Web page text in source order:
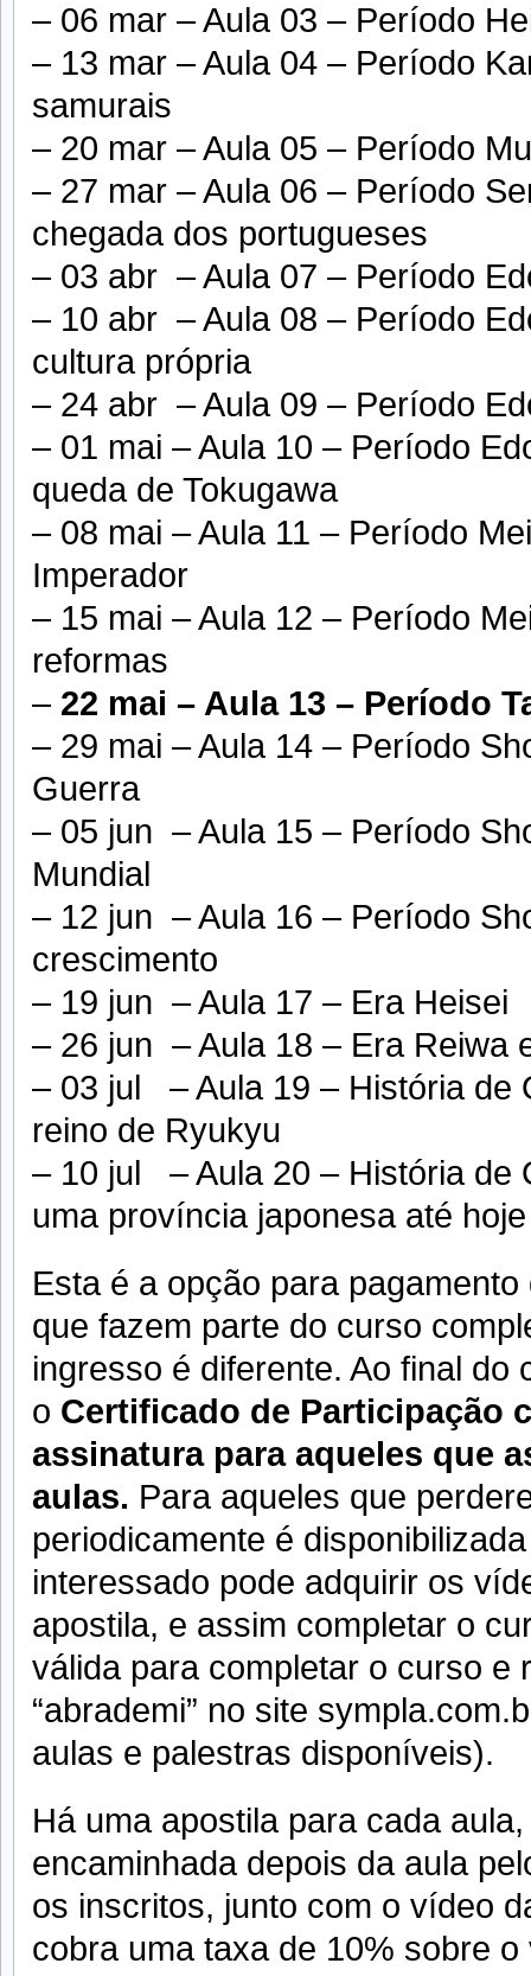
– 06 mar – Aula 03 – Período
– 13 mar – Aula 04 – Período
samurais
– 20 mar – Aula 05 – Período
– 27 mar – Aula 06 – Período
chegada dos portugueses
– 03 abr – Aula 07 – Período
– 10 abr – Aula 08 – Período
cultura própria
– 24 abr – Aula 09 – Período
– 01 mai – Aula 10 – Período
queda de Tokugawa
– 08 mai – Aula 11 – Período
Imperador
– 15 mai – Aula 12 – Período
reformas
–22 mai – Aula 13 – Período
– 29 mai – Aula 14 – Período
Guerra
– 05 jun – Aula 15 – Período
Mundial
– 12 jun – Aula 16 – Período
crescimento
– 19 jun – Aula 17 – Era Heisei
– 26 jun – Aula 18 – Era Reiwa
– 03 jul – Aula 19 – História de
reino de Ryukyu
– 10 jul – Aula 20 – História de
uma província japonesa até hoje
Esta é a opção para
que fazem parte do curso
ingresso é diferente. Ao final do
o Certificado de Participação
assinatura para aqueles que
aulas. Para aqueles que
periodicamente é
interessado pode adquirir os
apostila, e assim completar o
válida para completar o curso e
“abrademi” no site
aulas e palestras disponíveis).
Há uma apostila para cada
encaminhada depois da aula
os inscritos, junto com o vídeo
cobra uma taxa de 10% sobre